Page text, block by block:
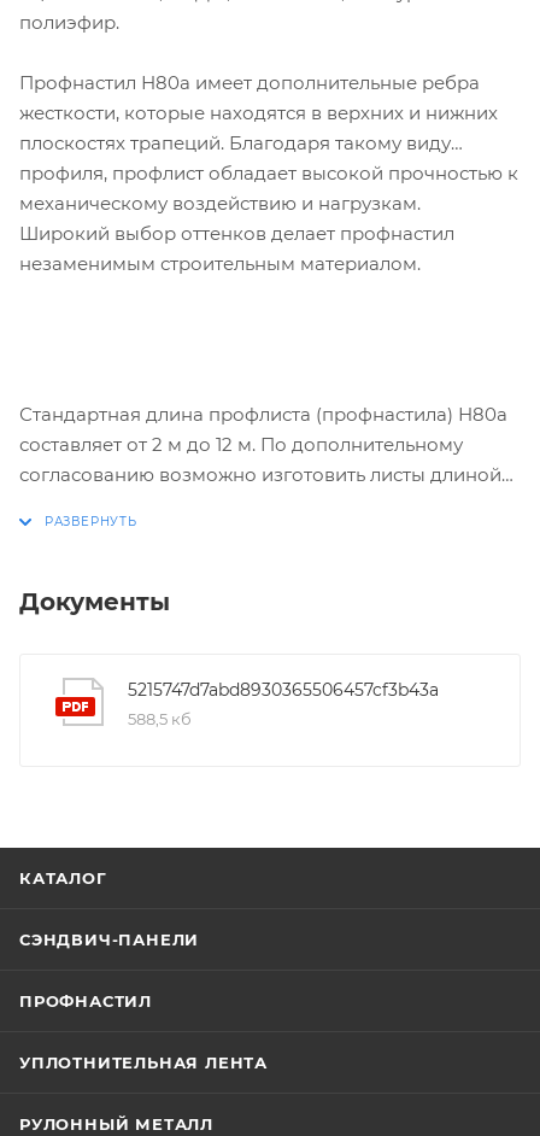
полиэфир.
Профнастил Н80а имеет дополнительные ребра
жесткости, которые находятся в верхних и нижних
плоскостях трапеций. Благодаря такому виду
профиля, профлист обладает высокой прочностью к
механическому воздействию и нагрузкам.
Широкий выбор оттенков делает профнастил
незаменимым строительным материалом.
Стандартная длина профлиста (профнастила) Н80а
составляет от 2 м до 12 м. По дополнительному
согласованию возможно изготовить листы длиной
Документы
5215747d7abd8930365506457cf3b43a
588,5 кб
КАТАЛОГ
СЭНДВИЧ-ПАНЕЛИ
ПРОФНАСТИЛ
УПЛОТНИТЕЛЬНАЯ ЛЕНТА
РУЛОННЫЙ МЕТАЛЛ